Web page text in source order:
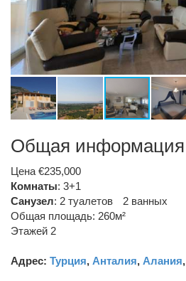
Общая информация
Цена €235,000
Комнаты: 3+1
Санузел: 2 туалетов
2 ванных
Общая площадь: 260м²
Этажей 2
Адрес: Турция, Анталия, Алания,